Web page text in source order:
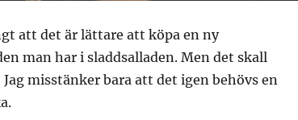
att det är lättare att köpa en ny
man har i sladdsalladen. Men det skall
misstänker bara att det igen behövs en